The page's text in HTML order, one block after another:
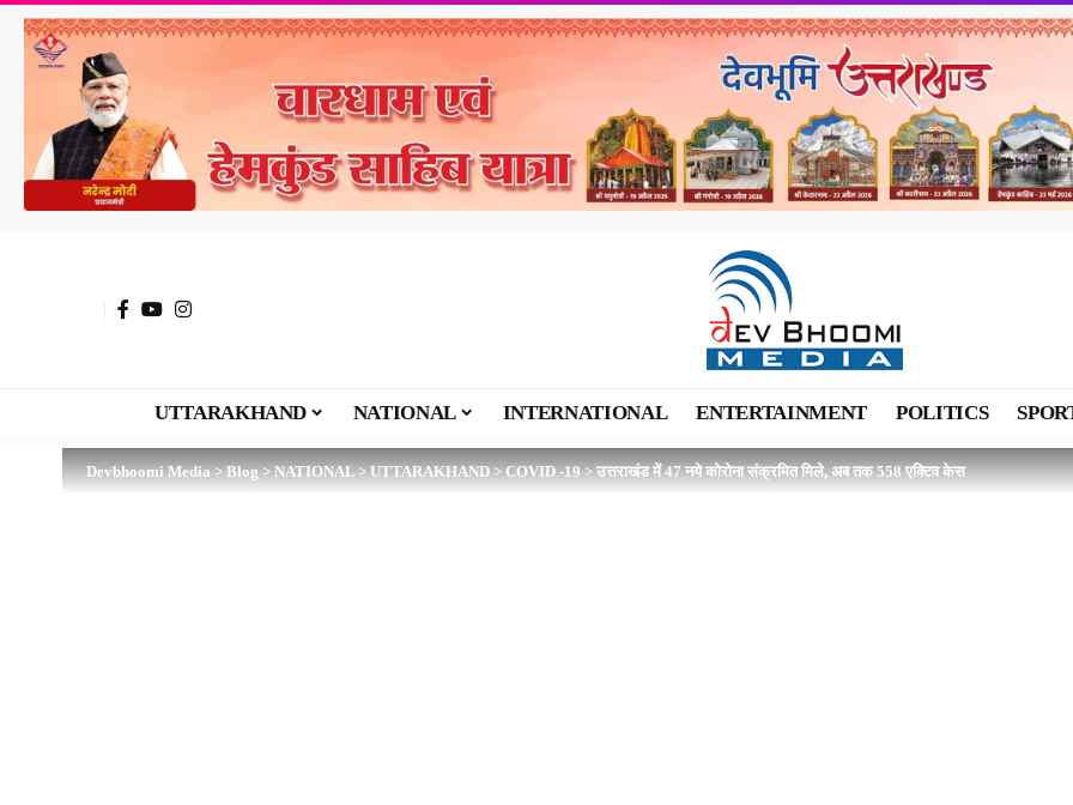
UTTARAKHAND NATIONAL INTERNATIONAL ENTERTAINMENT POLITICS
Devbhoomi Media>Blog>NATIONAL>UTTARAKHAND>COVID -19>उत्तराखंड में 47 नये कोरोना संक्रमित मिले, अब तक 558 एक्टिव केस